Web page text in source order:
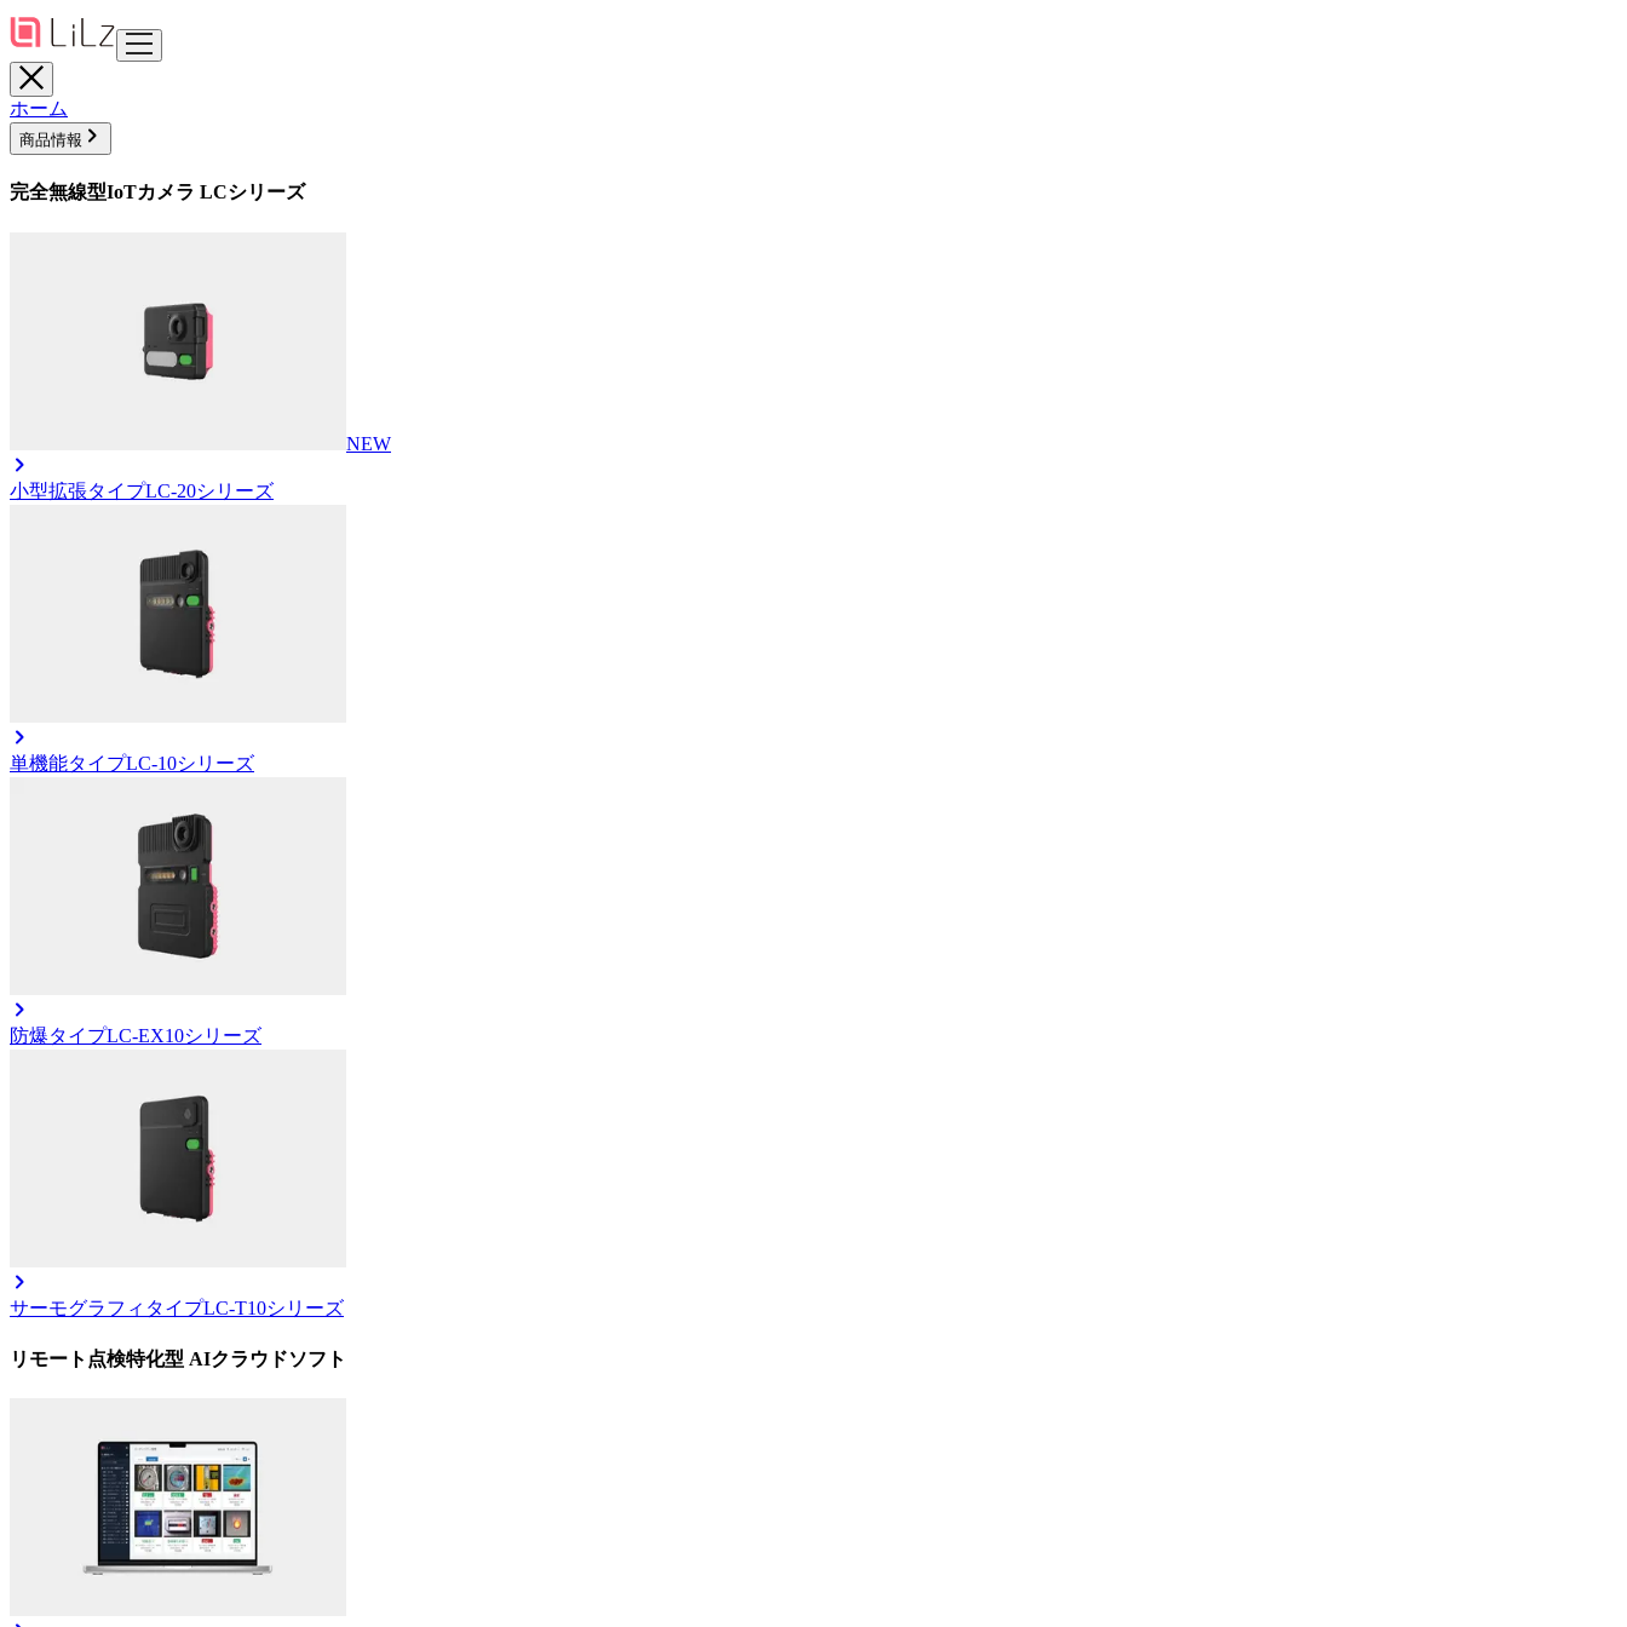
ホーム
商品情報
完全無線型IoTカメラ LCシリーズ
NEW
小型拡張タイプLC-20シリーズ
単機能タイプLC-10シリーズ
防爆タイプLC-EX10シリーズ
サーモグラフィタイプLC-T10シリーズ
リモート点検特化型 AIクラウドソフト